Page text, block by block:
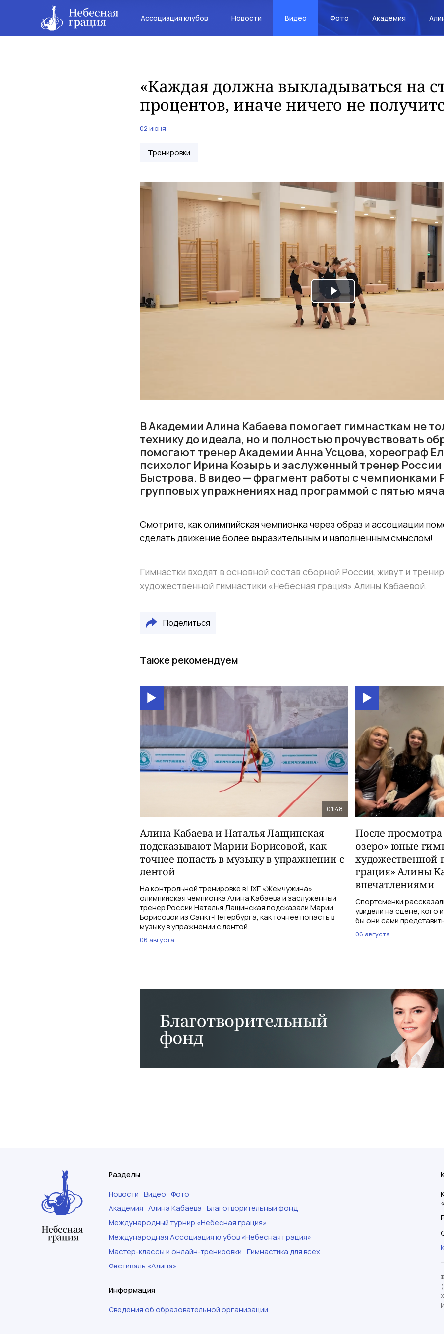
Ассоциация клубов Новости Видео Фото Академия
«Каждая должна выкладываться на
процентов, иначе ничего не
02 июня
Тренировки
Play
Video
В Академии Алина Кабаева помогает гимнасткам не
технику до идеала, но и полностью прочувствовать
помогают тренер Академии Анна Усцова, хореограф
психолог Ирина Козырь и заслуженный тренер
Быстрова. В видео — фрагмент работы с чемпионками
групповых упражнениях над программой с пятью
Смотрите, как олимпийская чемпионка через образ и ассоциации
сделать движение более выразительным и наполненным смыслом!
Гимнастки входят в основной состав сборной России, живут и
художественной гимнастики «Небесная грация» Алины Кабаевой.
Поделиться
Также рекомендуем
01:48
Алина Кабаева и Наталья Лащинская
подсказывают Марии Борисовой, как
точнее попасть в музыку в упражнении с
лентой
На контрольной тренировке в ЦХГ «Жемчужина»
олимпийская чемпионка Алина Кабаева и заслуженный
тренер России Наталья Лащинская подсказали Марии
Борисовой из Санкт-Петербурга, как точнее попасть в
музыку в упражнении с лентой.
06 августа
После просмотра
озеро» юные
художественной
грация» Алины
впечатлениями
Спортсменки
увидели на сцене, кого
бы они сами
06 августа
Разделы
Новости Видео Фото
Академия Алина Кабаева Благотворительный фонд
Международный турнир «Небесная грация»
Международная Ассоциация клубов «Небесная грация»
Мастер-классы и онлайн-тренировки Гимнастика для всех
Фестиваль «Алина»
Информация
Сведения об образовательной организации